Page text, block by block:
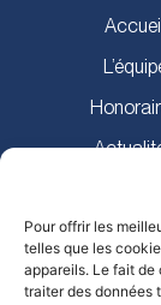
Pour offrir les
telles que les
appareils. Le fait
traiter des données
Prendre
Droit